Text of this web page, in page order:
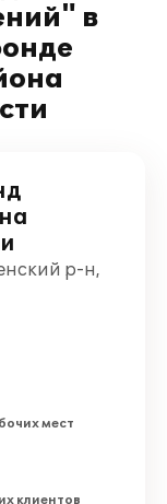
в
р-н,
мест
клиентов